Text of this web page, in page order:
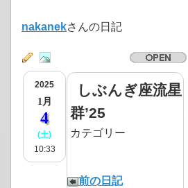
nakanekさんの日記
2025
1月
4
(土)
10:33
しぶんぎ座流星
群’25
前の日記
カテゴリー